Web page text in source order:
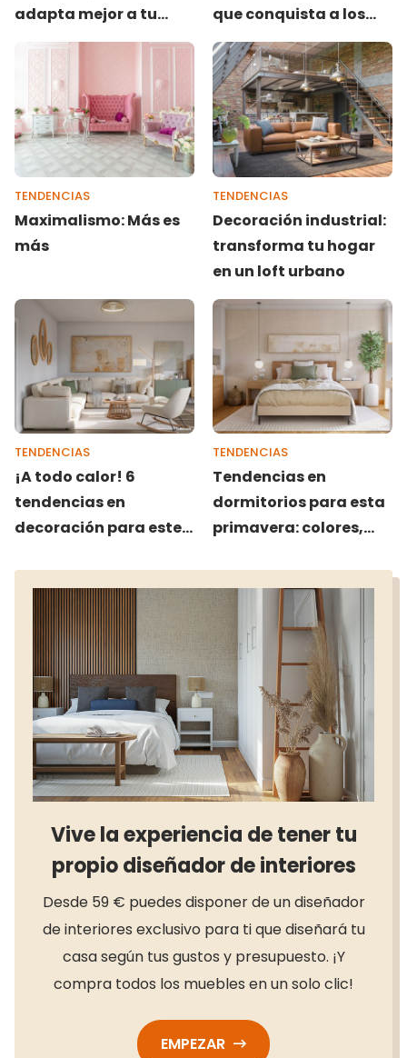
adapta mejor a tu
espacio
que conquista a los
hogares más
elegantes
TENDENCIAS
Maximalismo: Más es
más
TENDENCIAS
Decoración industrial:
transforma tu hogar
en un loft urbano
TENDENCIAS
¡A todo calor! 6
tendencias en
decoración para este
TENDENCIAS
Tendencias en
dormitorios para esta
primavera: colores,
Vive la experiencia de tener tu
propio diseñador de interiores
Desde 59 € puedes disponer de un diseñador
de interiores exclusivo para ti que diseñará tu
casa según tus gustos y presupuesto. ¡Y
compra todos los muebles en un solo clic!
EMPEZAR